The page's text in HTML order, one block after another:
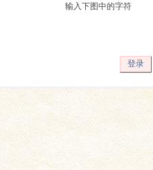
输入下图中的字符
登录